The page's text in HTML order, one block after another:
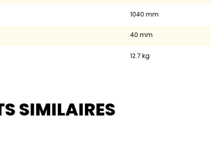
1040 mm
40 mm
12.7 kg
SIMILAIRES